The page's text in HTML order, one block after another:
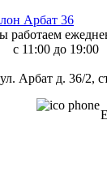
работаем
c 11:00 до 19:00
Арбат д. 36/2,